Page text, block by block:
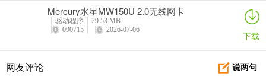
Mercury水星MW150U 2.0无线网卡
驱动程序
29.53 MB
090715
2026-07-06 下载
说两句
网友评论